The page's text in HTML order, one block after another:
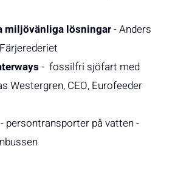
miljövänliga lösningar- Anders
- fossilfri sjöfart med
Westergren, CEO, Eurofeeder
- persontransporter på vatten -